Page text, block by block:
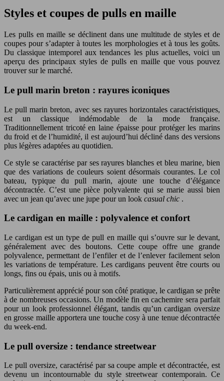
Styles et coupes de pulls en maille
Les pulls en maille se déclinent dans une multitude de styles et de
coupes pour s’adapter à toutes les morphologies et à tous les goûts.
Du classique intemporel aux tendances les plus actuelles, voici un
aperçu des principaux styles de pulls en maille que vous pouvez
trouver sur le marché.
Le pull marin breton : rayures iconiques
Le pull marin breton, avec ses rayures horizontales caractéristiques,
est un classique indémodable de la mode française.
Traditionnellement tricoté en laine épaisse pour protéger les marins
du froid et de l’humidité, il est aujourd’hui décliné dans des versions
plus légères adaptées au quotidien.
Ce style se caractérise par ses rayures blanches et bleu marine, bien
que des variations de couleurs soient désormais courantes. Le col
bateau, typique du pull marin, ajoute une touche d’élégance
décontractée. C’est une pièce polyvalente qui se marie aussi bien
avec un jean qu’avec une jupe pour un look casual chic .
Le cardigan en maille : polyvalence et confort
Le cardigan est un type de pull en maille qui s’ouvre sur le devant,
généralement avec des boutons. Cette coupe offre une grande
polyvalence, permettant de l’enfiler et de l’enlever facilement selon
les variations de température. Les cardigans peuvent être courts ou
longs, fins ou épais, unis ou à motifs.
Particulièrement apprécié pour son côté pratique, le cardigan se prête
à de nombreuses occasions. Un modèle fin en cachemire sera parfait
pour un look professionnel élégant, tandis qu’un cardigan oversize
en grosse maille apportera une touche cosy à une tenue décontractée
du week-end.
Le pull oversize : tendance streetwear
Le pull oversize, caractérisé par sa coupe ample et décontractée, est
devenu un incontournable du style streetwear contemporain. Ce